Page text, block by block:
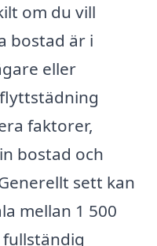
om du vill
bostad är i
eller
faktorer,
bostad och
sett kan
mellan 1 500